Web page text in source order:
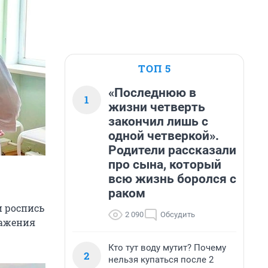
роспись
ТОП 5
1
«Последнюю в
жизни четверть
закончил лишь с
одной четверкой».
Родители рассказали
про сына, который
всю жизнь боролся с
раком
2 090 Обсудить
2
Кто тут воду мутит? Почему
нельзя купаться после 2